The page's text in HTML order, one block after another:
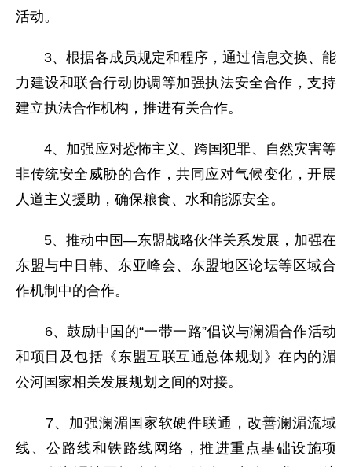
活动。
3、根据各成员规定和程序，通过信息交换、能
力建设和联合行动协调等加强执法安全合作，支持
建立执法合作机构，推进有关合作。
4、加强应对恐怖主义、跨国犯罪、自然灾害等
非传统安全威胁的合作，共同应对气候变化，开展
人道主义援助，确保粮食、水和能源安全。
5、推动中国—东盟战略伙伴关系发展，加强在
东盟与中日韩、东亚峰会、东盟地区论坛等区域合
作机制中的合作。
6、鼓励中国的“一带一路”倡议与澜湄合作活动
和项目及包括《东盟互联互通总体规划》在内的湄
公河国家相关发展规划之间的对接。
7、加强澜湄国家软硬件联通，改善澜湄流域
线、公路线和铁路线网络，推进重点基础设施项